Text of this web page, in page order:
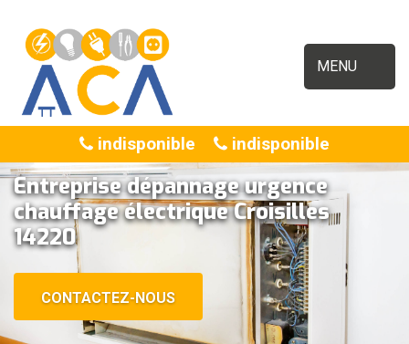
MENU
indisponible indisponible
Entreprise dépannage urgence
chauffage électrique Croisilles
14220
CONTACTEZ-NOUS